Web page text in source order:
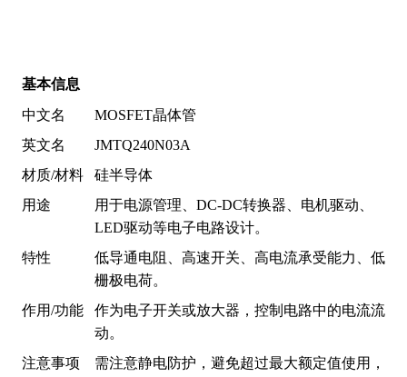
基本信息
中文名
MOSFET晶体管
英文名
JMTQ240N03A
材质/材料
硅半导体
用途
用于电源管理、DC-DC转换器、电机驱动、
LED驱动等电子电路设计。
特性
低导通电阻、高速开关、高电流承受能力、低
栅极电荷。
作用/功能
作为电子开关或放大器，控制电路中的电流流
动。
注意事项
需注意静电防护，避免超过最大额定值使用，